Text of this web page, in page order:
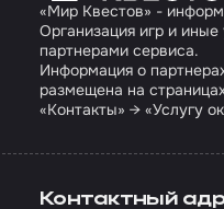
«Мир Квестов» -
Организация игр и
партнерами сервиса.
Информация о
размещена на
«Контакты» → «Услугу
Контактный